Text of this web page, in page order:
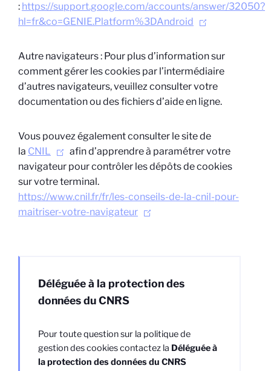
: https://support.google.com/accounts/answer/32050?
hl=fr&co=GENIE.Platform%3DAndroid
Autre navigateurs : Pour plus d’information sur
comment gérer les cookies par l’intermédiaire
d’autres navigateurs, veuillez consulter votre
documentation ou des fichiers d’aide en ligne.
Vous pouvez également consulter le site de
la CNIL
afin d’apprendre à paramétrer votre
navigateur pour contrôler les dépôts de cookies
sur votre terminal.
https://www.cnil.fr/fr/les-conseils-de-la-cnil-pour-
maitriser-votre-navigateur
Déléguée à la protection des
données du CNRS
Pour toute question sur la politique de
gestion des cookies contactez la Déléguée à
la protection des données du CNRS